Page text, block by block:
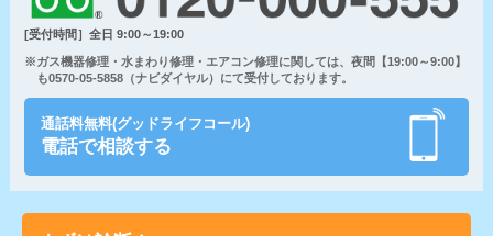
[受付時間］全日 9:00～19:00
※ガス機器修理・水まわり修理・エアコン修理に関しては、夜間【19:00～9:00】
も0570-05-5858（ナビダイヤル）にて受付しております。
通話料無料(グッドライフコール)
電話で相談する